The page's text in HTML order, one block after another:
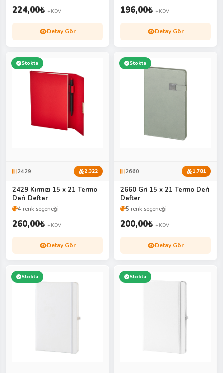
224,00₺ +KDV
Detay Gör
196,00₺ +KDV
Detay Gör
Stokta
2429 2.322
2429 Kırmızı 15 x 21 Termo
Deri̇ Defter
4 renk seçeneği
260,00₺ +KDV
Detay Gör
Stokta
2660 1.781
2660 Gri 15 x 21 Termo Deri̇
Defter
5 renk seçeneği
200,00₺ +KDV
Detay Gör
Stokta Stokta